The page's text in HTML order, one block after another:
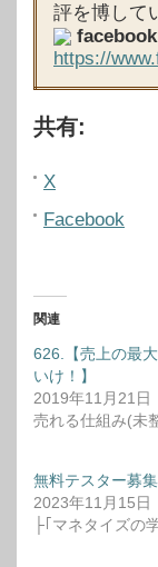
評を博して
https://
共有:
X
Facebook
関連
626.【売上の最
いけ！】
2019年11月21日
売れる仕組み(未
無料テスター募集
2023年11月15日
├｢マネタイズの